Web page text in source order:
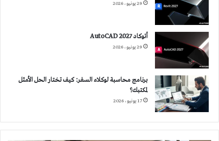
29 يونيو، 2026
أتوكاد 2027 AutoCAD
29 يونيو، 2026
برنامج محاسبة لوكلاء السفر: كيف تختار الحل الأمثل
لمكتبك؟
17 يونيو، 2026